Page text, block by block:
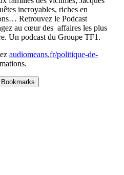
incroyables, riches en
Retrouvez le Podcast
au cœur des affaires les plus
Un podcast du Groupe TF1.
audiomeans.fr/politique-de-
Bookmarks